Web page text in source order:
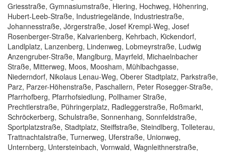
Griesstraße, Gymnasiumstraße, Hiering, Hochweg, Höhenring,
Hubert-Leeb-Straße, Industriegelände, Industriestraße,
Johannesstraße, Jörgerstraße, Josef Krempl-Weg, Josef
Rosenberger-Straße, Kalvarienberg, Kehrbach, Kickendorf,
Landlplatz, Lanzenberg, Lindenweg, Lobmeyrstraße, Ludwig
Anzengruber-Straße, Manglburg, Mayrfeld, Michaelnbacher
Straße, Mitterweg, Moos, Moosham, Mühlbachgasse,
Niederndorf, Nikolaus Lenau-Weg, Oberer Stadtplatz, Parkstraße,
Parz, Parzer-Höhenstraße, Paschallern, Peter Rosegger-Straße,
Pfarrhofberg, Pfarrhofsiedlung, Pollhamer Straße,
Prechtlerstraße, Pühringerplatz, Radleggerstraße, Roßmarkt,
Schröckerberg, Schulstraße, Sonnenhang, Sonnfeldstraße,
Sportplatzstraße, Stadtplatz, Steiffstraße, Steindlberg, Tolleterau,
Trattnachtalstraße, Turnerweg, Uferstraße, Unionweg,
Unternberg, Untersteinbach, Vornwald, Wagnleithnerstraße,